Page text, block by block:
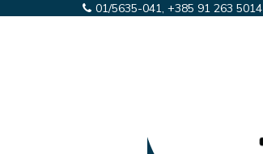
01/5635-041, +385 91 263 5014